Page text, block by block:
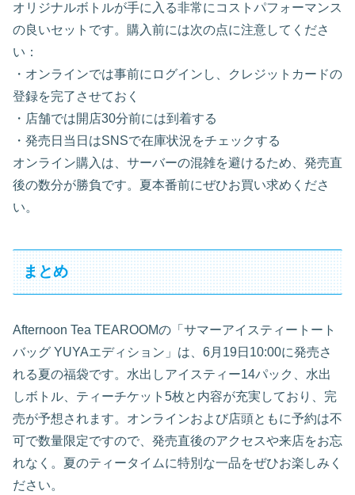
オリジナルボトルが手に入る非常にコストパフォーマンス
の良いセットです。購入前には次の点に注意してくださ
い：
・オンラインでは事前にログインし、クレジットカードの
登録を完了させておく
・店舗では開店30分前には到着する
・発売日当日はSNSで在庫状況をチェックする
オンライン購入は、サーバーの混雑を避けるため、発売直
後の数分が勝負です。夏本番前にぜひお買い求めくださ
い。
まとめ
Afternoon Tea TEAROOMの「サマーアイスティートート
バッグ YUYAエディション」は、6月19日10:00に発売さ
れる夏の福袋です。水出しアイスティー14パック、水出
しボトル、ティーチケット5枚と内容が充実しており、完
売が予想されます。オンラインおよび店頭ともに予約は不
可で数量限定ですので、発売直後のアクセスや来店をお忘
れなく。夏のティータイムに特別な一品をぜひお楽しみく
ださい。